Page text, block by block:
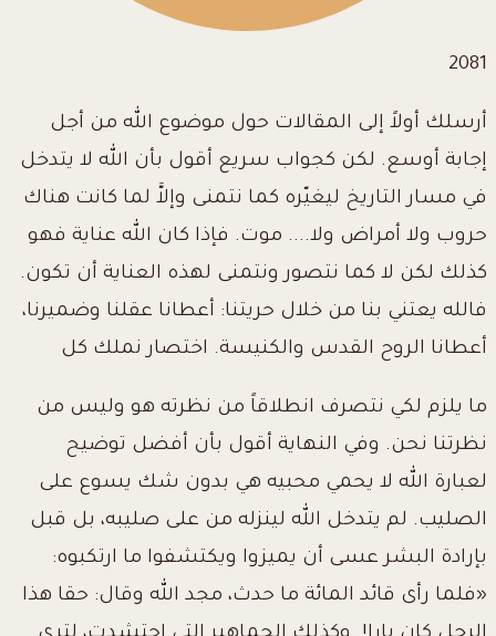
2081
أرسلك أولاً إلى المقالات حول موضوع الله من أجل
إجابة أوسع. لكن كجواب سريع أقول بأن الله لا يتدخل
في مسار التاريخ ليغيّره كما نتمنى وإلاَّ لما كانت هناك
حروب ولا أمراض ولا.... موت. فإذا كان الله عناية فهو
كذلك لكن لا كما نتصور ونتمنى لهذه العناية أن تكون.
فالله يعتني بنا من خلال حريتنا: أعطانا عقلنا وضميرنا،
أعطانا الروح القدس والكنيسة. اختصار نملك كل
ما يلزم لكي نتصرف انطلاقاً من نظرته هو وليس من
نظرتنا نحن. وفي النهاية أقول بأن أفضل توضيح
لعبارة الله لا يحمي محبيه هي بدون شك يسوع على
الصليب. لم يتدخل الله لينزله من على صليبه، بل قبل
بإرادة البشر عسى أن يميزوا ويكتشفوا ما ارتكبوه:
«فلما رأى قائد المائة ما حدث، مجد الله وقال: حقا هذا